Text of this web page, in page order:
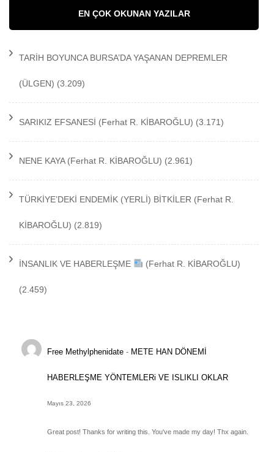
EN ÇOK OKUNAN YAZILAR
TARİH BOYUNCA BURSA’DA YAŞANAN DEPREMLER
(ÜLGEN) (3.209)
SARIKIZ EFSANESİ (Ferhat R. KİBAROĞLU) (3.171)
NENE KAYA (Ferhat R. KİBAROĞLU) (2.961)
TÜRKİYE’DEKİ ENDEMİK (YERLİ) BİTKİLER (Ferhat R.
KİBAROĞLU) (2.819)
İNSANLIK VE HABERLEŞME (Ferhat R. KİBAROĞLU)
(2.459)
Free Methylphenidate - METE HAN DÖNEMİ
HABERLEŞME YÖNTEMLERi VE ISLIKLI OKLAR
Mayıs 23, 2026
Great post! Thanks for writing this. You've made my day! Thx again.